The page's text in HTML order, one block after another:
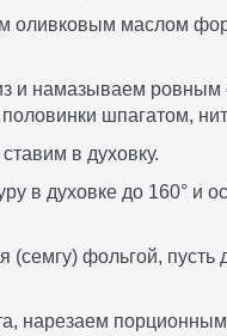
оливковым маслом
и намазываем ровным
шпагатом,
в духовку.
в духовке до 160° и
фольгой, пусть
нарезаем